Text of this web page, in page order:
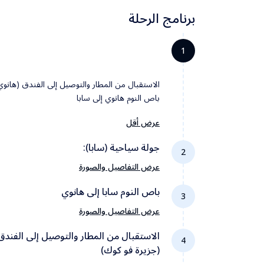
برنامج الرحلة
1
الاستقبال من المطار والتوصيل إلى الفندق
باص النوم هانوي إلى سابا
عرض أقل
2 جولة سياحية (سابا):
قمة فانسيبان (الرحلة تكون بالتلفريك والقطار
الجبلي) قرية كات كات موانا سابا زحليقة سابا وادي
أو كوي هو سابا الجدول الذهبي برج فانغ كانغ
ممر او كوي هو شلال الفضة
عرض التفاصيل والصورة
3 باص النوم سابا إلى هانوي
عرض التفاصيل والصورة
4
الاستقبال من المطار والتوصيل إلى
(جزيرة فو كوك)